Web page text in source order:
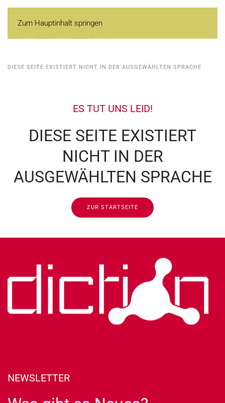
Zum Hauptinhalt springen
DIESE SEITE EXISTIERT NICHT IN DER AUSGEWÄHLTEN SPRACHE
ES TUT UNS LEID!
DIESE SEITE EXISTIERT
NICHT IN DER
AUSGEWÄHLTEN SPRACHE
ZUR STARTSEITE
NEWSLETTER